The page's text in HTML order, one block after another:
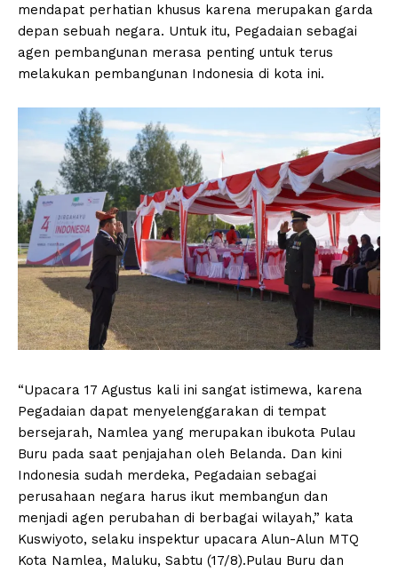
mendapat perhatian khusus karena merupakan garda
depan sebuah negara. Untuk itu, Pegadaian sebagai
agen pembangunan merasa penting untuk terus
melakukan pembangunan Indonesia di kota ini.
“Upacara 17 Agustus kali ini sangat istimewa, karena
Pegadaian dapat menyelenggarakan di tempat
bersejarah, Namlea yang merupakan ibukota Pulau
Buru pada saat penjajahan oleh Belanda. Dan kini
Indonesia sudah merdeka, Pegadaian sebagai
perusahaan negara harus ikut membangun dan
menjadi agen perubahan di berbagai wilayah,” kata
Kuswiyoto, selaku inspektur upacara Alun-Alun MTQ
Kota Namlea, Maluku, Sabtu (17/8).Pulau Buru dan